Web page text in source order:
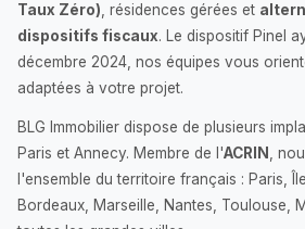
Taux Zéro) , résidences gérées et
dispositifs fiscaux. Le dispositif Pinel
décembre 2024, nos équipes vous
adaptées à votre projet.
BLG Immobilier dispose de plusieurs
Paris et Annecy. Membre de l'ACRIN
,
l'ensemble du territoire français : Paris,
Bordeaux, Marseille, Nantes, Toulouse,